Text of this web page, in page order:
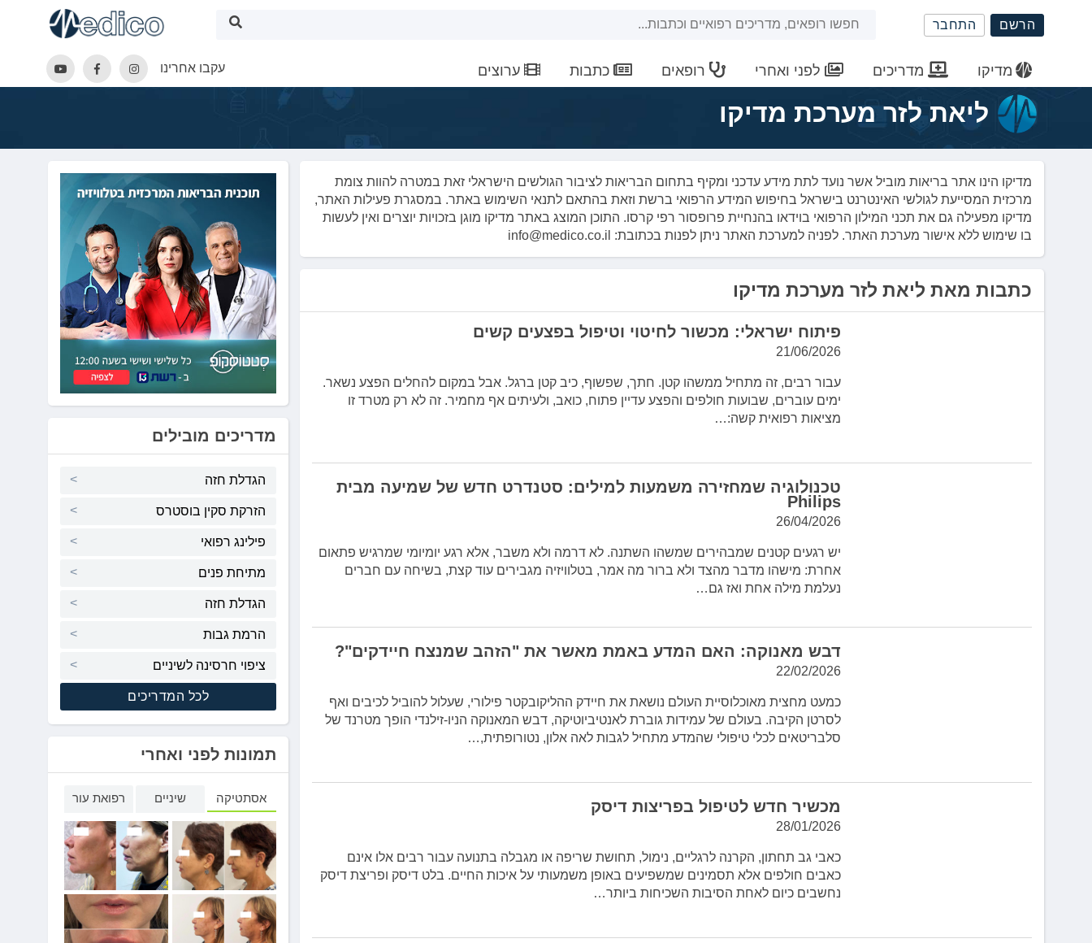
הַמְּסַיַּעַת
לְהַתְאָמַת
הַמִּשְׁתַּמְּשִׁים
הרשם התחבר
חיפוש
מדיקו מדריכים לפני ואחרי רופאים כתבות ערוצים עקבו אחרינו
ליאת לזר מערכת מדיקו
מדיקו הינו אתר בריאות מוביל אשר נועד לתת מידע עדכני ומקיף בתחום הבריאות לציבור הגולשים הישראלי זאת במטרה להוות צומת
מרכזית המסייעת לגולשי האינטרנט בישראל בחיפוש המידע הרפואי ברשת וזאת בהתאם לתנאי השימוש באתר. במסגרת פעילות האתר,
מדיקו מפעילה גם את תכני המילון הרפואי בוידאו בהנחיית פרופסור רפי קרסו. התוכן המוצג באתר מדיקו מוגן בזכויות יוצרים ואין לעשות
בו שימוש ללא אישור מערכת האתר. לפניה למערכת האתר ניתן לפנות בכתובת: info@medico.co.il
כתבות מאת ליאת לזר מערכת מדיקו
פיתוח ישראלי: מכשור לחיטוי וטיפול בפצעים קשים
21/06/2026
עבור רבים, זה מתחיל ממשהו קטן. חתך, שפשוף, כיב קטן ברגל. אבל במקום להחלים הפצע נשאר.
ימים עוברים, שבועות חולפים והפצע עדיין פתוח, כואב, ולעיתים אף מחמיר. זה לא רק מטרד זו
מציאות רפואית קשה:…
טכנולוגיה שמחזירה משמעות למילים: סטנדרט חדש של שמיעה מבית
Philips
26/04/2026
יש רגעים קטנים שמבהירים שמשהו השתנה. לא דרמה ולא משבר, אלא רגע יומיומי שמרגיש פתאום
אחרת: מישהו מדבר מהצד ולא ברור מה אמר, בטלוויזיה מגבירים עוד קצת, בשיחה עם חברים
נעלמת מילה אחת ואז גם…
דבש מאנוקה: האם המדע באמת מאשר את "הזהב שמנצח חיידקים"?
22/02/2026
כמעט מחצית מאוכלוסיית העולם נושאת את חיידק ההליקובקטר פילורי, שעלול להוביל לכיבים ואף
לסרטן הקיבה. בעולם של עמידות גוברת לאנטיביוטיקה, דבש המאנוקה הניו-זילנדי הופך מטרנד של
סלבריטאים לכלי טיפולי שהמדע מתחיל לגבות לאה אלון, נטורופתית,…
מכשיר חדש לטיפול בפריצות דיסק
28/01/2026
כאבי גב תחתון, הקרנה לרגליים, נימול, תחושת שריפה או מגבלה בתנועה עבור רבים אלו אינם
כאבים חולפים אלא תסמינים שמשפיעים באופן משמעותי על איכות החיים. בלט דיסק ופריצת דיסק
נחשבים כיום לאחת הסיבות השכיחות ביותר…
מדריכים מובילים
הגדלת חזה
הזרקת סקין בוסטרס
פילינג רפואי
מתיחת פנים
הגדלת חזה
הרמת גבות
ציפוי חרסינה לשיניים
לכל המדריכים
תמונות לפני ואחרי
אסתטיקה שיניים רפואת עור